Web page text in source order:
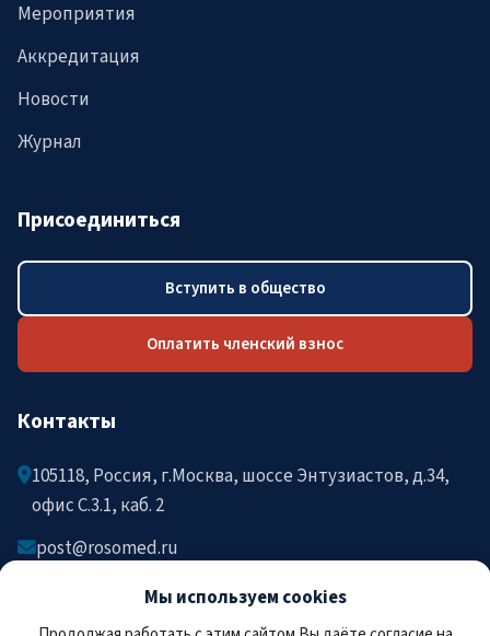
Мы используем cookies
Мероприятия
Аккредитация
Новости
Журнал
Присоединиться
Вступить в общество
Оплатить членский взнос
Контакты
105118, Россия, г.Москва, шоссе Энтузиастов, д.34,
офис C.3.1, каб. 2
post@rosomed.ru
+7-903-729-09-87